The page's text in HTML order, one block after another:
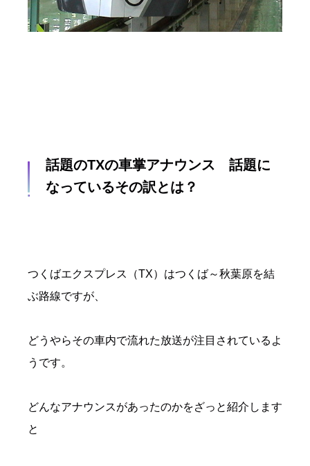
話題のTXの車掌アナウンス 話題に
なっているその訳とは？
つくばエクスプレス（TX）はつくば～秋葉原を結
ぶ路線ですが、
どうやらその車内で流れた放送が注目されているよ
うです。
どんなアナウンスがあったのかをざっと紹介します
と